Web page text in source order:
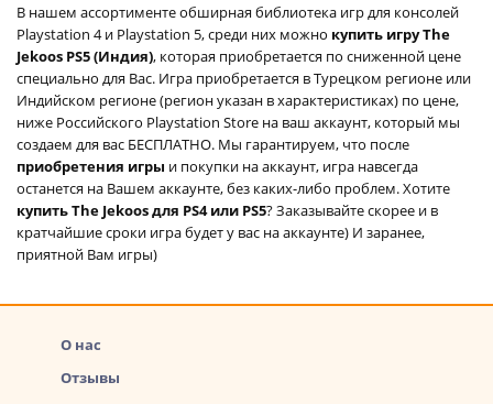
В нашем ассортименте обширная библиотека игр для консолей
Playstation 4 и Playstation 5, среди них можно купить игру The
Jekoos PS5 (Индия), которая приобретается по сниженной цене
специально для Вас. Игра приобретается в Турецком регионе или
Индийском регионе (регион указан в характеристиках) по цене,
ниже Российского Playstation Store на ваш аккаунт, который мы
создаем для вас БЕСПЛАТНО. Мы гарантируем, что после
приобретения игры и покупки на аккаунт, игра навсегда
останется на Вашем аккаунте, без каких-либо проблем. Хотите
купить The Jekoos для PS4 или PS5? Заказывайте скорее и в
кратчайшие сроки игра будет у вас на аккаунте) И заранее,
приятной Вам игры)
О нас
Отзывы